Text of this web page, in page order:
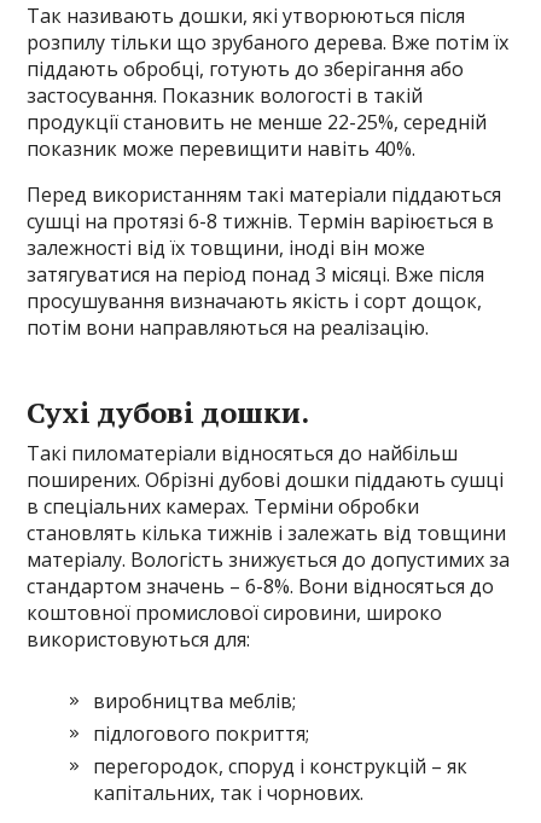
Так називають дошки, які утворюються після
розпилу тільки що зрубаного дерева. Вже потім їх
піддають обробці, готують до зберігання або
застосування. Показник вологості в такій
продукції становить не менше 22-25%, середній
показник може перевищити навіть 40%.
Перед використанням такі матеріали піддаються
сушці на протязі 6-8 тижнів. Термін варіюється в
залежності від їх товщини, іноді він може
затягуватися на період понад 3 місяці. Вже після
просушування визначають якість і сорт дощок,
потім вони направляються на реалізацію.
Сухі дубові дошки.
Такі пиломатеріали відносяться до найбільш
поширених. Обрізні дубові дошки піддають сушці
в спеціальних камерах. Терміни обробки
становлять кілька тижнів і залежать від товщини
матеріалу. Вологість знижується до допустимих за
стандартом значень – 6-8%. Вони відносяться до
коштовної промислової сировини, широко
використовуються для:
виробництва меблів;
підлогового покриття;
перегородок, споруд і конструкцій – як
капітальних, так і чорнових.